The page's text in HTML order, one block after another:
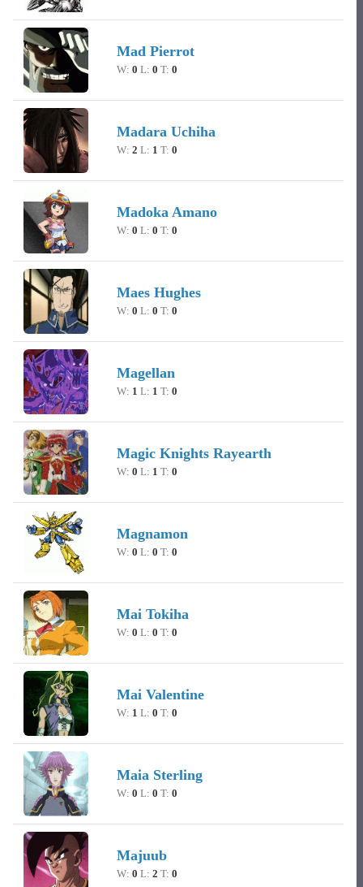
Mad Pierrot
W: 0 L: 0 T: 0
Madara Uchiha
W: 2 L: 1 T: 0
Madoka Amano
W: 0 L: 0 T: 0
Maes Hughes
W: 0 L: 0 T: 0
Magellan
W: 1 L: 1 T: 0
Magic Knights Rayearth
W: 0 L: 1 T: 0
Magnamon
W: 0 L: 0 T: 0
Mai Tokiha
W: 0 L: 0 T: 0
Mai Valentine
W: 1 L: 0 T: 0
Maia Sterling
W: 0 L: 0 T: 0
Majuub
W: 0 L: 2 T: 0